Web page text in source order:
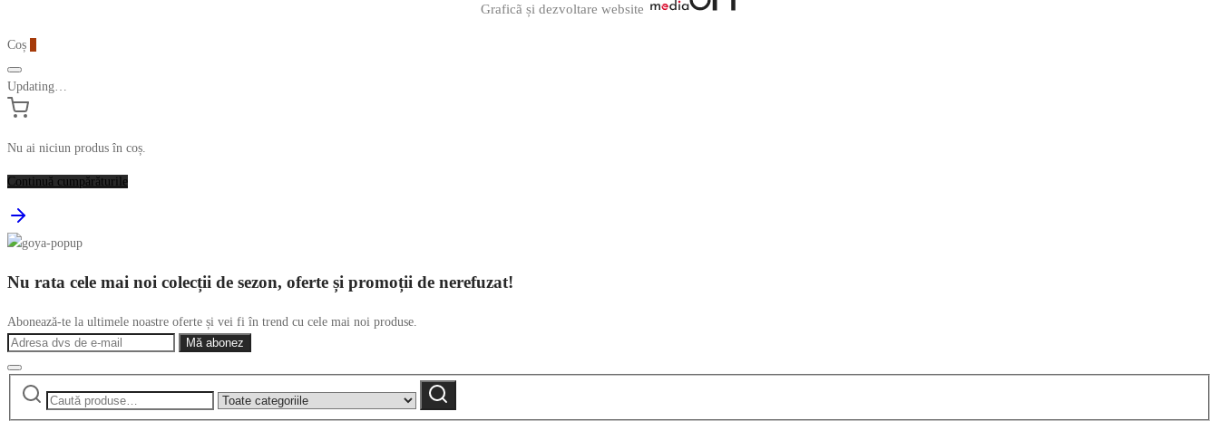
Graficã și dezvoltare website
Coș
Updating…
Nu ai niciun produs în coș.
Continuă cumpărăturile
Nu rata cele mai noi colecții de sezon, oferte și promoții de nerefuzat!
Abonează-te la ultimele noastre oferte și vei fi în trend cu cele mai noi produse.
Caută
după:
Narrow
by
Caută